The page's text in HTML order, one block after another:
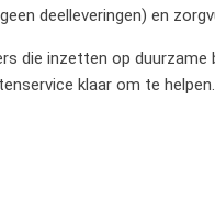
deelleveringen) en
die inzetten op
klaar om te helpen.